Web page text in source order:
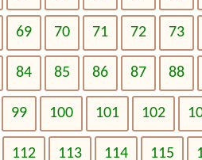
69 70 71 72 73
84 85 86 87 88
99 100 101 102
112 113 114 115